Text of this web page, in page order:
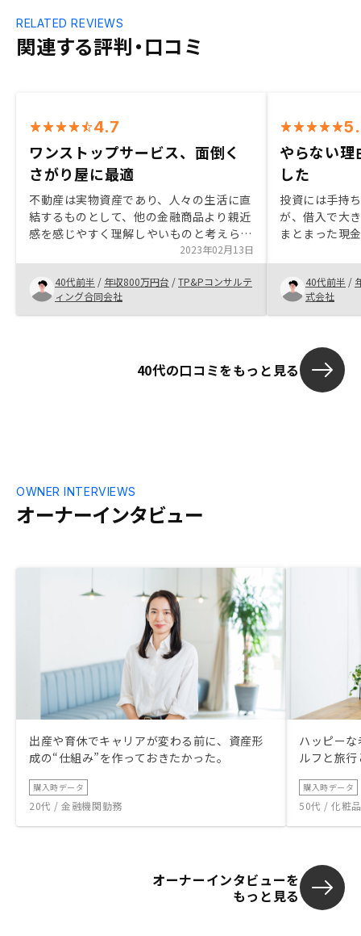
関連する評判・口コミ
RELATED REVIEWS
4.7
ワンストップサービス、面倒く
さがり屋に最適
不動産は実物資産であり、人々の生活に直
結するものとして、他の金融商品より親近
感を感じやすく理解しやいものと考えられ
ます。不動産投資という明確な目的を持つ
人にとっては、部件の紹介のみならず、購
入後の管理を含めワンストップ的なサービ
ス提供は、非常に使い勝手が良いものかと
思います。
2023年02月13日
40代前半 / 年収800万円台 /TP&Pコンサルテ
ィング合同会社
やらない
した
投資には手持
が、借入で大
まとまった現
がない。まだ
のプラスアル
で。将来の家
リスクで購入
40代前半 /
式会社
40代の口コミをもっと見る
オーナーインタビュー
OWNER INTERVIEWS
出産や育休でキャリアが変わる前に、資産形
成の“仕組み”を作っておきたかった。
購入時データ
20代 / 金融機関勤務
ハッピー
ルフと旅
購入時データ
50代 / 化粧
オーナーインタビューを
もっと見る